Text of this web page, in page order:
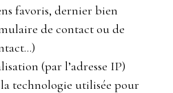
favoris, dernier bien
de contact ou de
(par l’adresse IP)
technologie utilisée pour